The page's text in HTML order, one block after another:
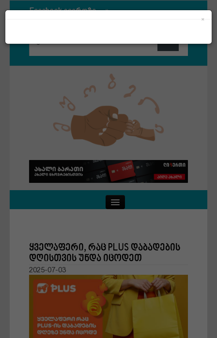
×
Facebook გვერდზე
მშობლები
დღის ამბები
წარმატების ფორმულა
ყველაფერი, რაც PLUS დაბადების
დღისთვის უნდა იცოდეთ
2025-07-03